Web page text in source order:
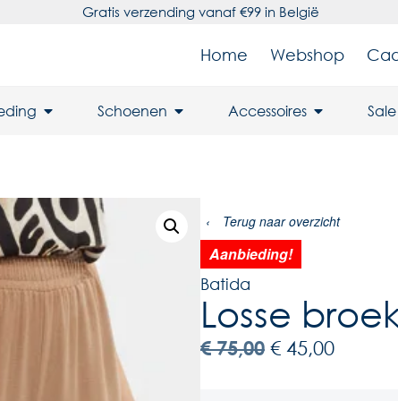
Gratis verzending vanaf €99 in België
Home Webshop
Schoenen Accessoires Sale
‹ Terug naar overzicht
Aanbieding!
Batida
Losse
€75,00 € 45,00